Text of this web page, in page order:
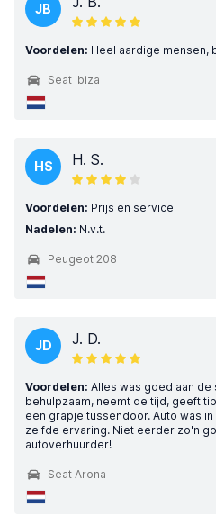
JB
Voordelen: Heel aardige mensen,
Seat Ibiza
HS H. S.
Voordelen: Prijs en service
Nadelen: N.v.t.
Peugeot 208
JD J. D.
Voordelen: Alles was goed aan
behulpzaam, neemt de tijd, geeft
een grapje tussendoor. Auto was
zelfde ervaring. Niet eerder zo'n
autoverhuurder!
Seat Arona